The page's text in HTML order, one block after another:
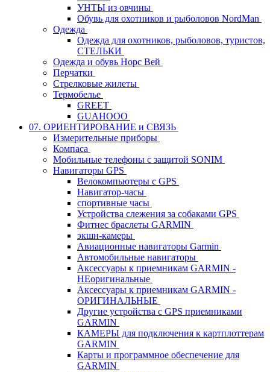
УНТЫ из овчины
Обувь для охотников и рыболовов NordMan
Одежда
Одежда для охотников, рыболовов, туристов,
СТЕЛЬКИ
Одежда и обувь Норс Вей
Перчатки
Стрелковые жилеты
Термобелье
GREET
GUAHOOO
07. ОРИЕНТИРОВАНИЕ и СВЯЗЬ
Измерительные приборы
Компаса
Мобильные телефоны с защитой SONIM
Навигаторы GPS
Велокомпьютеры с GPS
Навигатор-часы
спортивные часы
Устройства слежения за собаками GPS
Фитнес браслеты GARMIN
экшн-камеры
Авиационные навигаторы Garmin
Автомобильные навигаторы
Аксессуары к приемникам GARMIN -
НЕоригинальные
Аксессуары к приемникам GARMIN -
ОРИГИНАЛЬНЫЕ
Другие устройства с GPS приемниками
GARMIN
КАМЕРЫ для подключения к картплоттерам
GARMIN
Карты и программное обеспечение для
GARMIN